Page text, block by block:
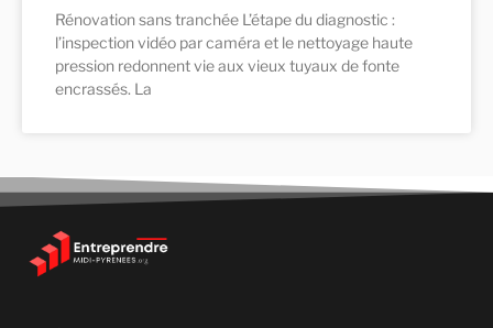
Rénovation sans tranchée L’étape du diagnostic :
l’inspection vidéo par caméra et le nettoyage haute
pression redonnent vie aux vieux tuyaux de fonte
encrassés. La